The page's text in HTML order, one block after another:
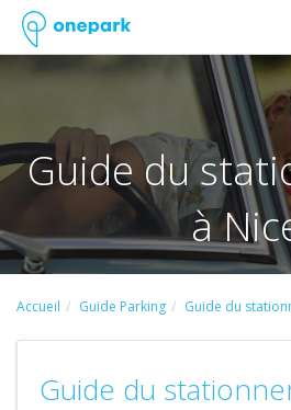
Guide du
à
Accueil Guide Parking Guide du
Guide du